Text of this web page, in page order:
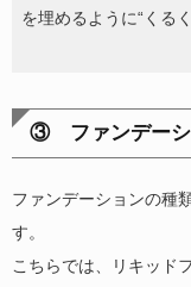
を埋めるように“くる
③ ファンデーシ
ファンデーションの種
す。
こちらでは、リキッド